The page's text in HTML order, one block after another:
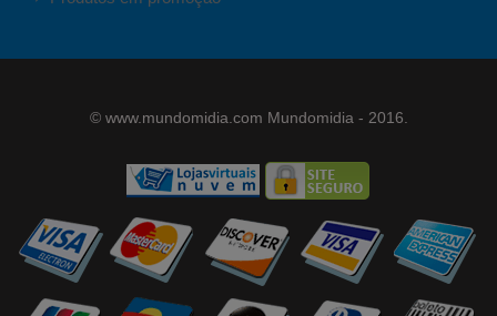
© www.mundomidia.com Mundomidia - 2016.